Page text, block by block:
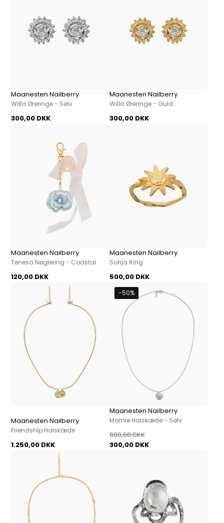
Maanesten Nailberry
Willa Øreringe - Sølv
300,00 DKK
Maanesten Nailberry
Willa Øreringe - Guld
300,00 DKK
Maanesten Nailberry
Tenesa Nøglering - Coastal
120,00 DKK
Maanesten Nailberry
Sonja Ring
500,00 DKK
Maanesten Nailberry
Friendship Halskæde
1.250,00 DKK
-50%
Maanesten Nailberry
Marnie Halskæde - Sølv
300,00 DKK
600,00 DKK